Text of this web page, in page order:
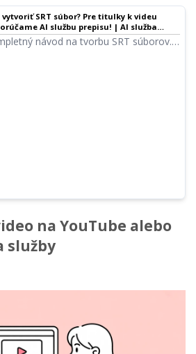
vytvoriť SRT súbor? Pre titulky k videu
AI službu prepisu! | AI služba
- Mojiokoshi-san
návod na tvorbu SRT súborov.
na YouTube alebo
služby